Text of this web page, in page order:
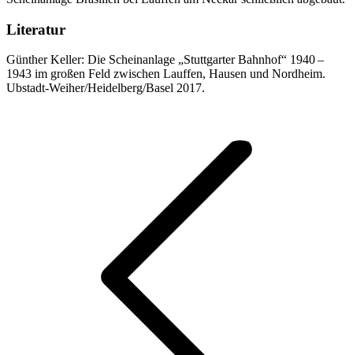
Literatur
Günther Keller: Die Scheinanlage „Stuttgarter Bahnhof“ 1940 –
1943 im großen Feld zwischen Lauffen, Hausen und Nordheim.
Ubstadt-Weiher/Heidelberg/Basel 2017.